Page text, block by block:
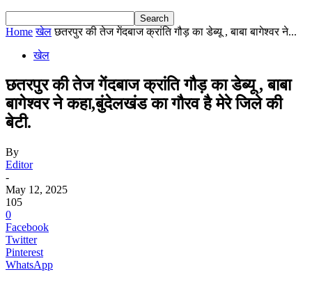
Home खेल छतरपुर की तेज गेंदबाज क्रांति गौड़ का डेब्यू , बाबा बागेश्वर ने...
खेल
छतरपुर की तेज गेंदबाज क्रांति गौड़ का डेब्यू , बाबा
बागेश्वर ने कहा,बुंदेलखंड का गौरव है मेरे जिले की
बेटी.
By
Editor
-
May 12, 2025
105
0
Facebook
Twitter
Pinterest
WhatsApp